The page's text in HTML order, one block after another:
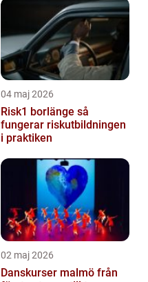
04 maj 2026
Risk1 borlänge så
fungerar riskutbildningen
i praktiken
02 maj 2026
Danskurser malmö från